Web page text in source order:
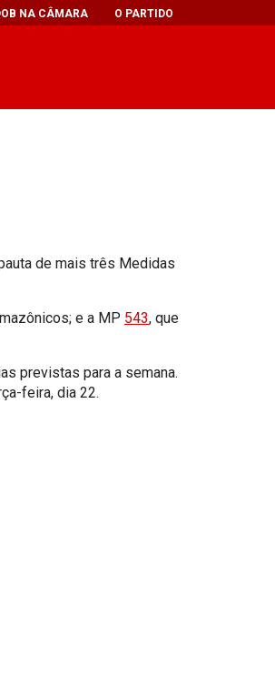
NA CÂMARA O PARTIDO
de mais três Medidas
e a MP 543, que
previstas para a semana.
feira, dia 22.